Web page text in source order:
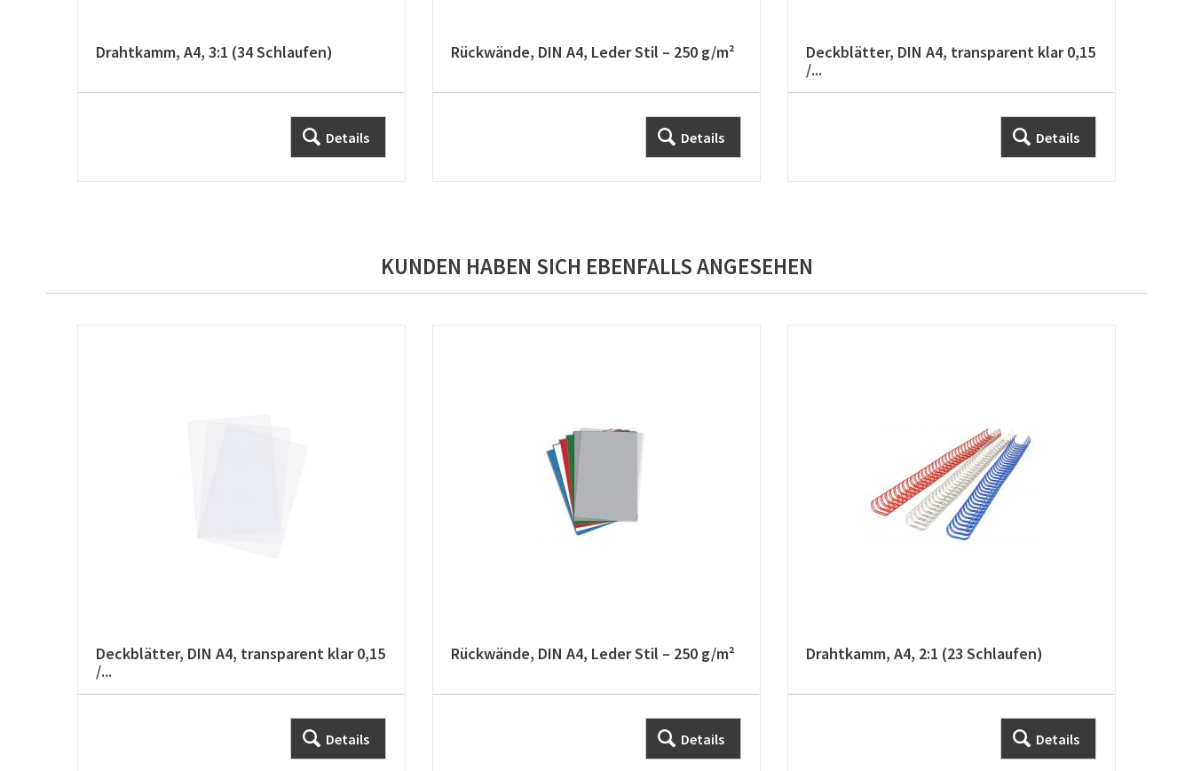
Drahtkamm, A4, 3:1 (34 Schlaufen)
Details
Rückwände, DIN A4, Leder Stil – 250 g/m²
Details
Deckblätter, DIN A4, transparent klar 0,15
/...
Details
KUNDEN HABEN SICH EBENFALLS ANGESEHEN
Deckblätter, DIN A4, transparent klar 0,15
/...
Details
Rückwände, DIN A4, Leder Stil – 250 g/m²
Details
Drahtkamm, A4, 2:1 (23 Schlaufen)
Details